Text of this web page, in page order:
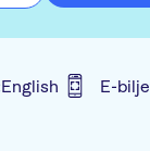
every
Stone Forest
This isn’t
journey.
English E-